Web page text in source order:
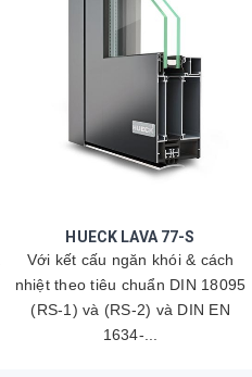
HUECK LAVA 77-S
Với kết cấu ngăn khói & cách
nhiệt theo tiêu chuẩn DIN 18095
(RS-1) và (RS-2) và DIN EN
1634-...